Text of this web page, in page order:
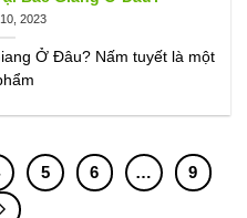
2023
Ở Đâu? Nấm tuyết là một
5 6 … 9